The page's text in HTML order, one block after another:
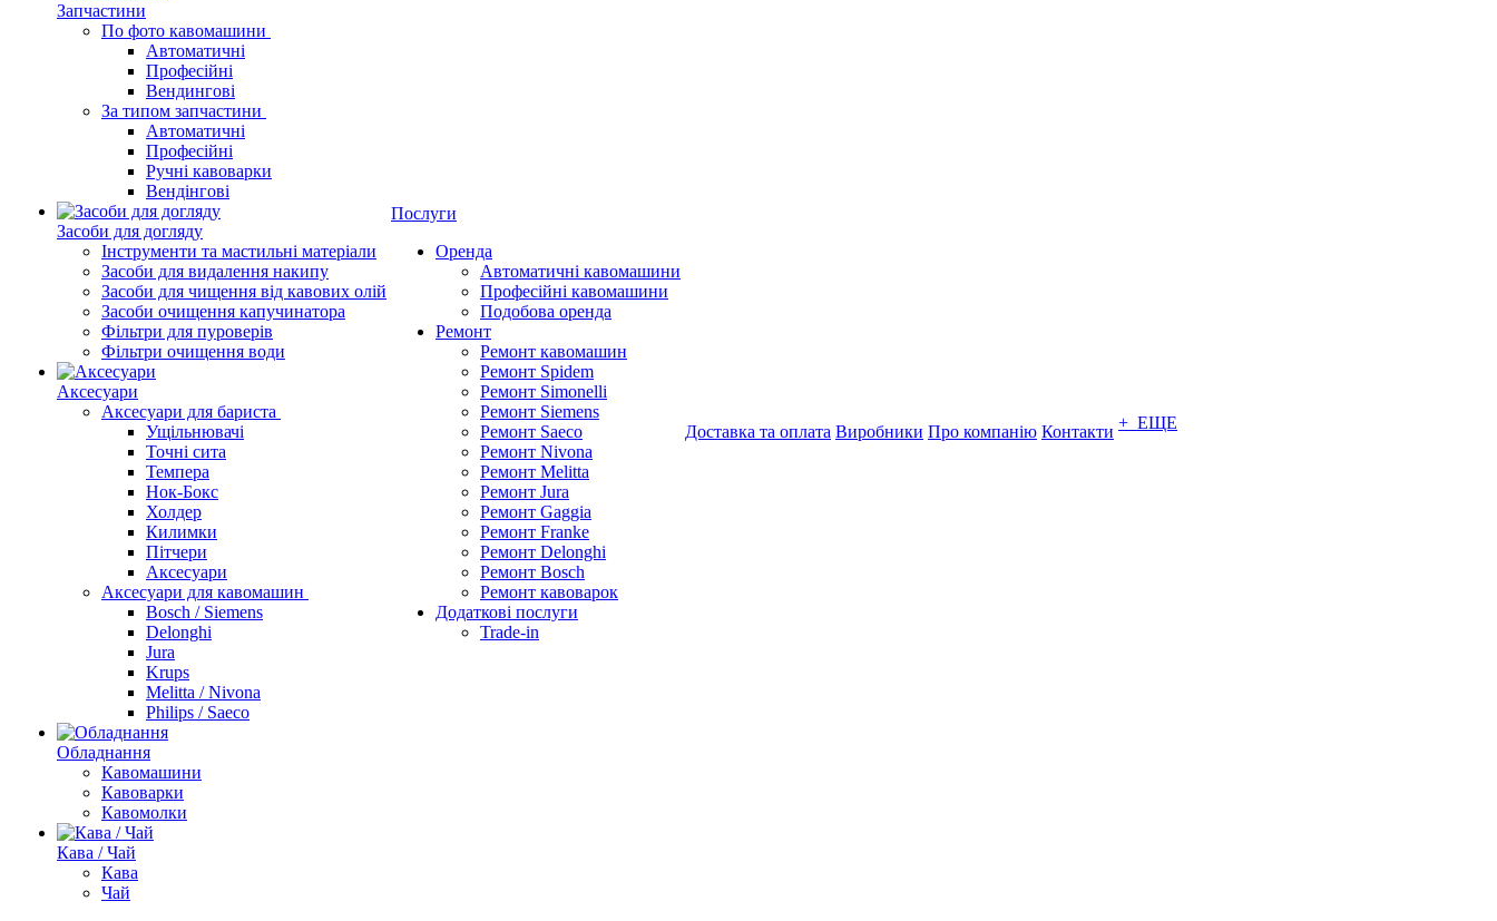
Запчастини
По фото кавомашини
Автоматичні
Професійні
Вендингові
За типом запчастини
Автоматичні
Професійні
Ручні кавоварки
Вендінгові
Засоби для догляду
Інструменти та мастильні матеріали
Засоби для видалення накипу
Засоби для чищення від кавових олій
Засоби очищення капучинатора
Фільтри для пуроверів
Фільтри очищення води
Аксесуари
Аксесуари для бариста
Ущільнювачі
Точні сита
Темпера
Нок-Бокс
Холдер
Килимки
Пітчери
Аксесуари
Аксесуари для кавомашин
Bosch / Siemens
Delonghi
Jura
Krups
Melitta / Nivona
Philips / Saeco
Обладнання
Кавомашини
Кавоварки
Кавомолки
Кава / Чай
Кава
Чай
Послуги
Оренда
Автоматичні кавомашини
Професійні кавомашини
Подобова оренда
Ремонт
Ремонт кавомашин
Ремонт Spidem
Ремонт Simonelli
Ремонт Siemens
Ремонт Saeco
Ремонт Nivona
Ремонт Melitta
Ремонт Jura
Ремонт Gaggia
Ремонт Franke
Ремонт Delonghi
Ремонт Bosch
Ремонт кавоварок
Додаткові послуги
Trade-in
Доставка та оплата Виробники Про компанію Контакти + ЕЩЕ